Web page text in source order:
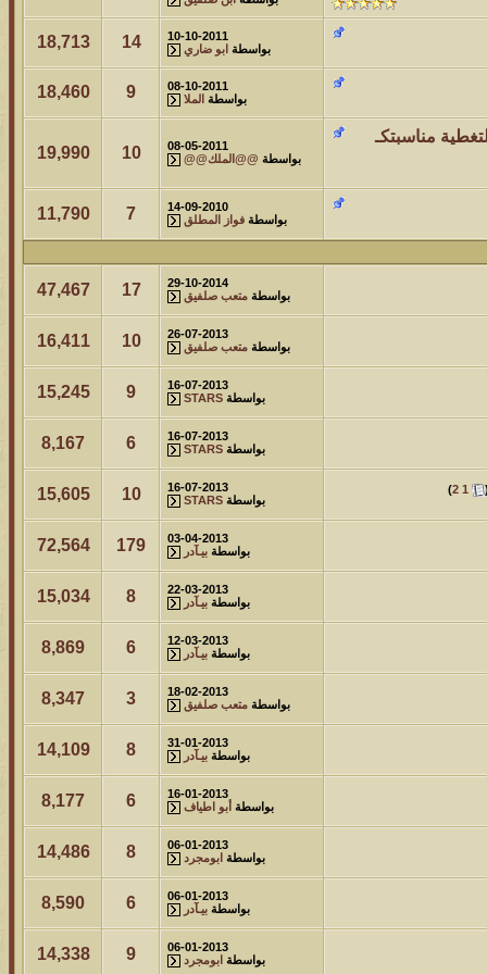
10-10-2011
بواسطة ابو ضاري 14
18,713
08-10-2011
بواسطة الملا 9
18,460
مناسبتكـ
08-05-2011
بواسطة @@الملك@@ 10
19,990
14-09-2010
بواسطة فواز المطلق 7
11,790
29-10-2014
بواسطة متعب صلفيق 17
47,467
26-07-2013
بواسطة متعب صلفيق 10
16,411
16-07-2013
بواسطة STARS
9
15,245
16-07-2013
بواسطة STARS
6
8,167
1
2
)
16-07-2013
بواسطة STARS
10
15,605
03-04-2013
بواسطة بيـآدر 179
72,564
22-03-2013
بواسطة بيـآدر 8
15,034
12-03-2013
بواسطة بيـآدر 6
8,869
18-02-2013
بواسطة متعب صلفيق 3
8,347
31-01-2013
بواسطة بيـآدر 8
14,109
16-01-2013
بواسطة أبو اطياف 6
8,177
06-01-2013
بواسطة ابومجرد 8
14,486
06-01-2013
بواسطة بيـآدر 6
8,590
06-01-2013
بواسطة ابومجرد 9
14,338